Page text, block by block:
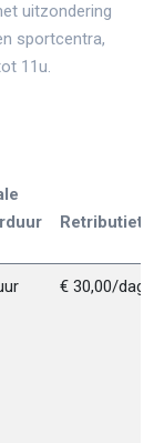
uitzondering
sportcentra,
11u.
€ 30,00/dag